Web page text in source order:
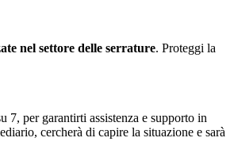
nel settore delle serrature. Proteggi la
7, per garantirti assistenza e supporto in
cercherà di capire la situazione e sarà